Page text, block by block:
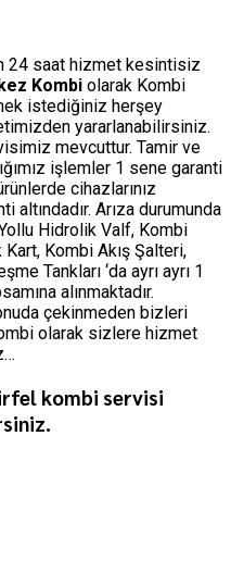
24 saat hizmet kesintisiz
Kombi olarak Kombi
istediğiniz herşey
yararlanabilirsiniz.
mevcuttur. Tamir ve
işlemler 1 sene garanti
cihazlarınız
Arıza durumunda
Yollu Hidrolik Valf, Kombi
Kombi Akış Şalteri,
Tankları ‘da ayrı ayrı 1
alınmaktadır.
çekinmeden bizleri
olarak sizlere hizmet
kombi servisi